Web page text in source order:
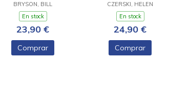
BRYSON, BILL
En stock
23,90 €
Comprar
CZERSKI, HELEN
En stock
24,90 €
Comprar